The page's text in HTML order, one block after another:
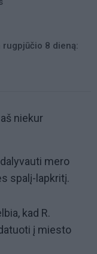
8 dieną:
niekur
mero
spalį-lapkritį.
kad R.
į miesto